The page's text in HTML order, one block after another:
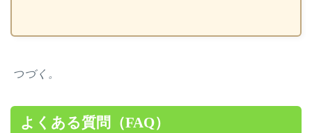
つづく。
よくある質問（FAQ）